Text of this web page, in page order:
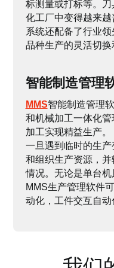
标测量或打标等。
化工厂中变得越来
系统还配备了行业
品种生产的灵活切换
智能制造管理
MMS智能制造管理
和机械加工一体化
加工实现精益生产。
一旦遇到临时的生
和组织生产资源，
情况。无论是单台机
MMS生产管理软件
动化，工件交互自动